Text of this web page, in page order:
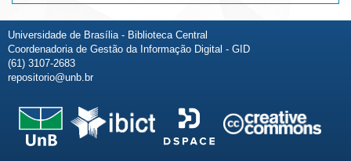
Universidade de Brasília - Biblioteca Central
Coordenadoria de Gestão da Informação Digital - GID
(61) 3107-2683
repositorio@unb.br